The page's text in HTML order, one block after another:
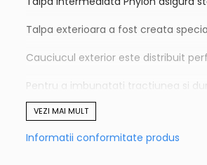
Talpa exterioara a fost creata
Cauciucul exterior este distribuit
Pentru a imbunatati tractiunea si
Aderenta pe toate suprafetele;
Confort ridicat;
VEZI MAI MULT
Informatii conformitate produs